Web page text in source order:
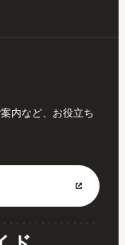
内など、お役立ち